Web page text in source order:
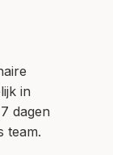
in
dagen
team.